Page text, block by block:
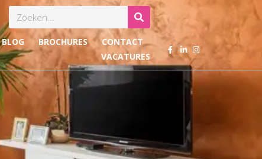
Zoeken
BLOG BROCHURES
CONTACT
VACATURES